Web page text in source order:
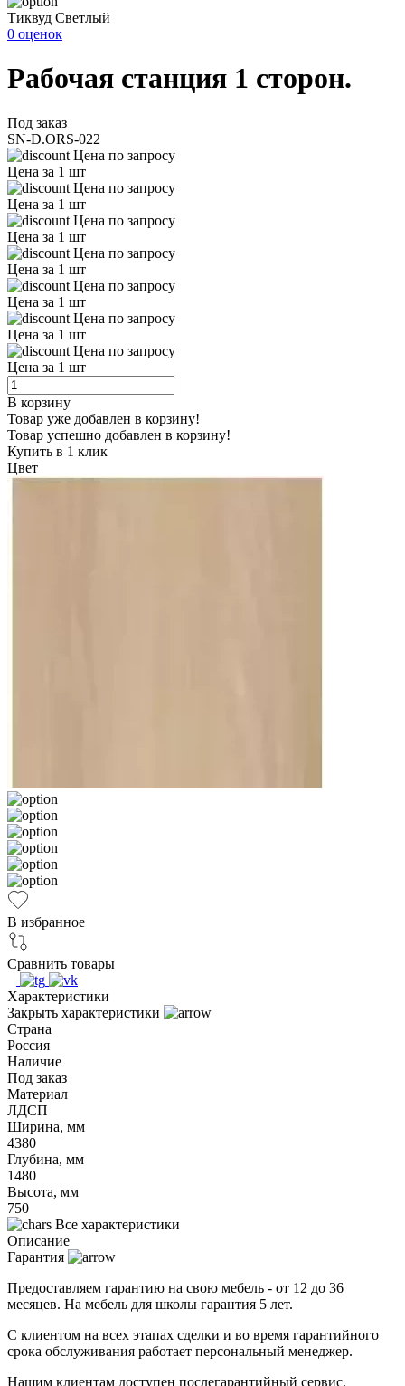
Тиквуд Светлый
0 оценок
Рабочая станция 1 сторон.
Под заказ
SN-D.ORS-022
Цена по запросу
Цена за 1 шт
Цена по запросу
Цена за 1 шт
Цена по запросу
Цена за 1 шт
Цена по запросу
Цена за 1 шт
Цена по запросу
Цена за 1 шт
Цена по запросу
Цена за 1 шт
Цена по запросу
Цена за 1 шт
В корзину
Товар уже добавлен в корзину!
Товар успешно добавлен в корзину!
Купить в 1 клик
Цвет
В избранное
Сравнить товары
Характеристики
Закрыть характеристики
Страна
Россия
Наличие
Под заказ
Материал
ЛДСП
Ширина, мм
4380
Глубина, мм
1480
Высота, мм
750
Все характеристики
Описание
Гарантия
Предоставляем гарантию на свою мебель - от 12 до 36
месяцев. На мебель для школы гарантия 5 лет.
С клиентом на всех этапах сделки и во время гарантийного
срока обслуживания работает персональный менеджер.
Нашим клиентам доступен послегарантийный сервис.